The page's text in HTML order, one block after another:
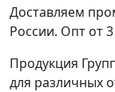
Доставляем
России. Опт от
Продукция
для различных